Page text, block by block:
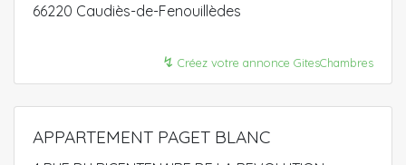
66220 Caudiès-de-Fenouillèdes
↯ Créez votre annonce GitesChambres
APPARTEMENT PAGET BLANC